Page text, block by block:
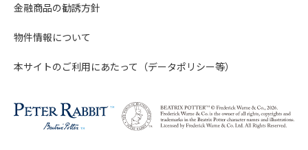
金融商品の勧誘方針
物件情報について
本サイトのご利用にあたって（データポリシー等）